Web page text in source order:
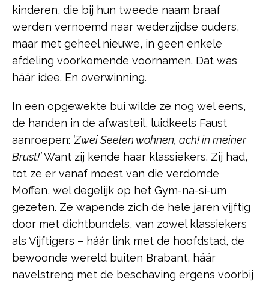
kinderen, die bij hun tweede naam braaf
werden vernoemd naar wederzijdse ouders,
maar met geheel nieuwe, in geen enkele
afdeling voorkomende voornamen. Dat was
háár idee. En overwinning.
In een opgewekte bui wilde ze nog wel eens,
de handen in de afwasteil, luidkeels Faust
aanroepen: ‘Zwei Seelen wohnen, ach! in meiner
Brust!’Want zij kende haar klassiekers. Zij had,
tot ze er vanaf moest van die verdomde
Moffen, wel degelijk op het Gym-na-si-um
gezeten. Ze wapende zich de hele jaren vijftig
door met dichtbundels, van zowel klassiekers
als Vijftigers – háár link met de hoofdstad, de
bewoonde wereld buiten Brabant, háár
navelstreng met de beschaving ergens voorbij